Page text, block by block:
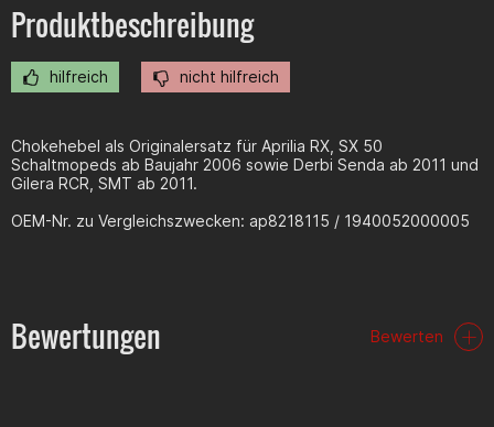
Produktbeschreibung
hilfreich nicht hilfreich
Chokehebel als Originalersatz für Aprilia RX, SX 50
Schaltmopeds ab Baujahr 2006 sowie Derbi Senda ab 2011 und
Gilera RCR, SMT ab 2011.
OEM-Nr. zu Vergleichszwecken: ap8218115 / 1940052000005
Bewertungen Bewerten